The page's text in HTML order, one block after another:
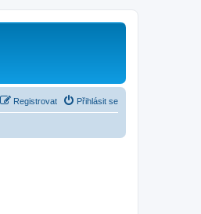
Přihlásit se
Registrovat